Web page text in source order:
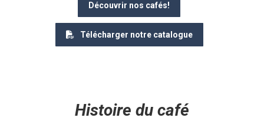
Découvrir nos cafés!
Télécharger notre catalogue
Histoire du café